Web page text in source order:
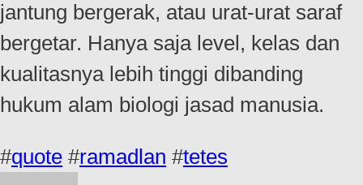
jantung bergerak, atau urat-urat saraf
bergetar. Hanya saja level, kelas dan
kualitasnya lebih tinggi dibanding
hukum alam biologi jasad manusia.
#quote #ramadlan #tetes